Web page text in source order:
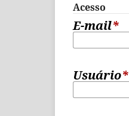
Acesso
E-mail*
Usuário*